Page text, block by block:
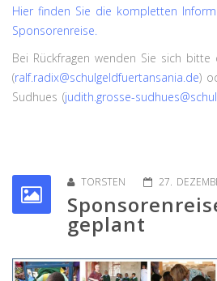
Hier finden Sie die kompletten
Sponsorenreise.
Bei Rückfragen wenden Sie sich bitte
(ralf.radix@schulgeldfuertansania.de)
Sudhues (judith.grosse-
TORSTEN 27.
geplant